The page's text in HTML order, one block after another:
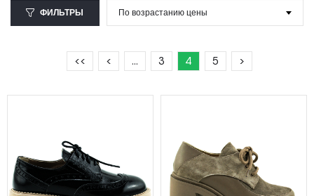
ФИЛЬТРЫ
По возрастанию цены
<< < … 3 4 5 >